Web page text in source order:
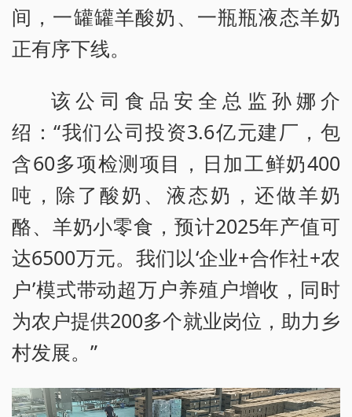
间，一罐罐羊酸奶、一瓶瓶液态羊奶
正有序下线。
该公司食品安全总监孙娜介
绍：“我们公司投资3.6亿元建厂，包
含60多项检测项目，日加工鲜奶400
吨，除了酸奶、液态奶，还做羊奶
酪、羊奶小零食，预计2025年产值可
达6500万元。我们以‘企业+合作社+农
户’模式带动超万户养殖户增收，同时
为农户提供200多个就业岗位，助力乡
村发展。”